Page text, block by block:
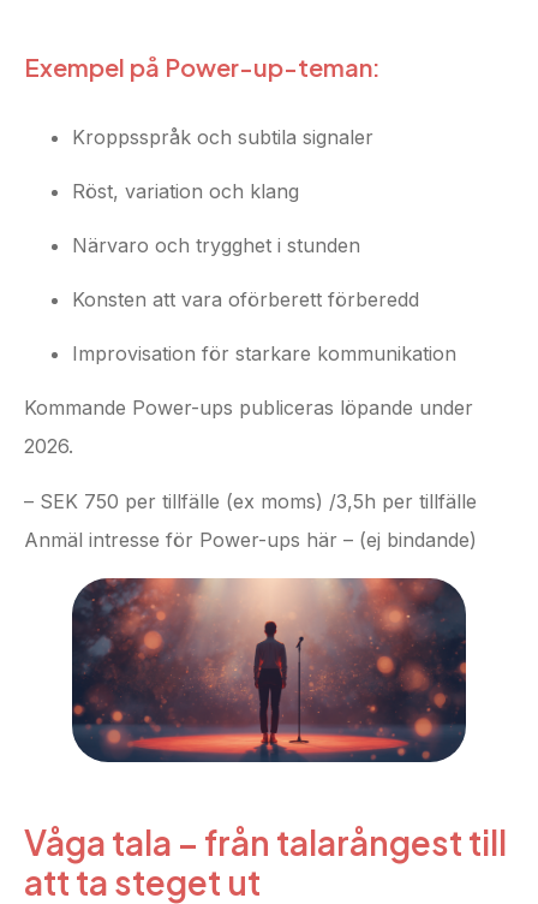
Exempel på Power-up-teman:
Kroppsspråk och subtila signaler
Röst, variation och klang
Närvaro och trygghet i stunden
Konsten att vara oförberett förberedd
Improvisation för starkare kommunikation
Kommande Power-ups publiceras löpande under
2026.
– SEK 750 per tillfälle (ex moms) /3,5h per tillfälle
Anmäl intresse för Power-ups här – (ej bindande)
Våga tala – från talarångest till
att ta steget ut